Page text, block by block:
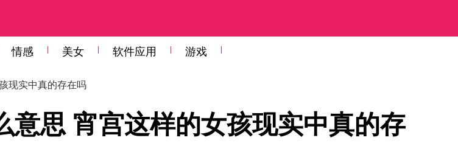
情感 美女 软件应用 游戏
现实中真的存在吗
意思 宵宫这样的女孩现实中真的存